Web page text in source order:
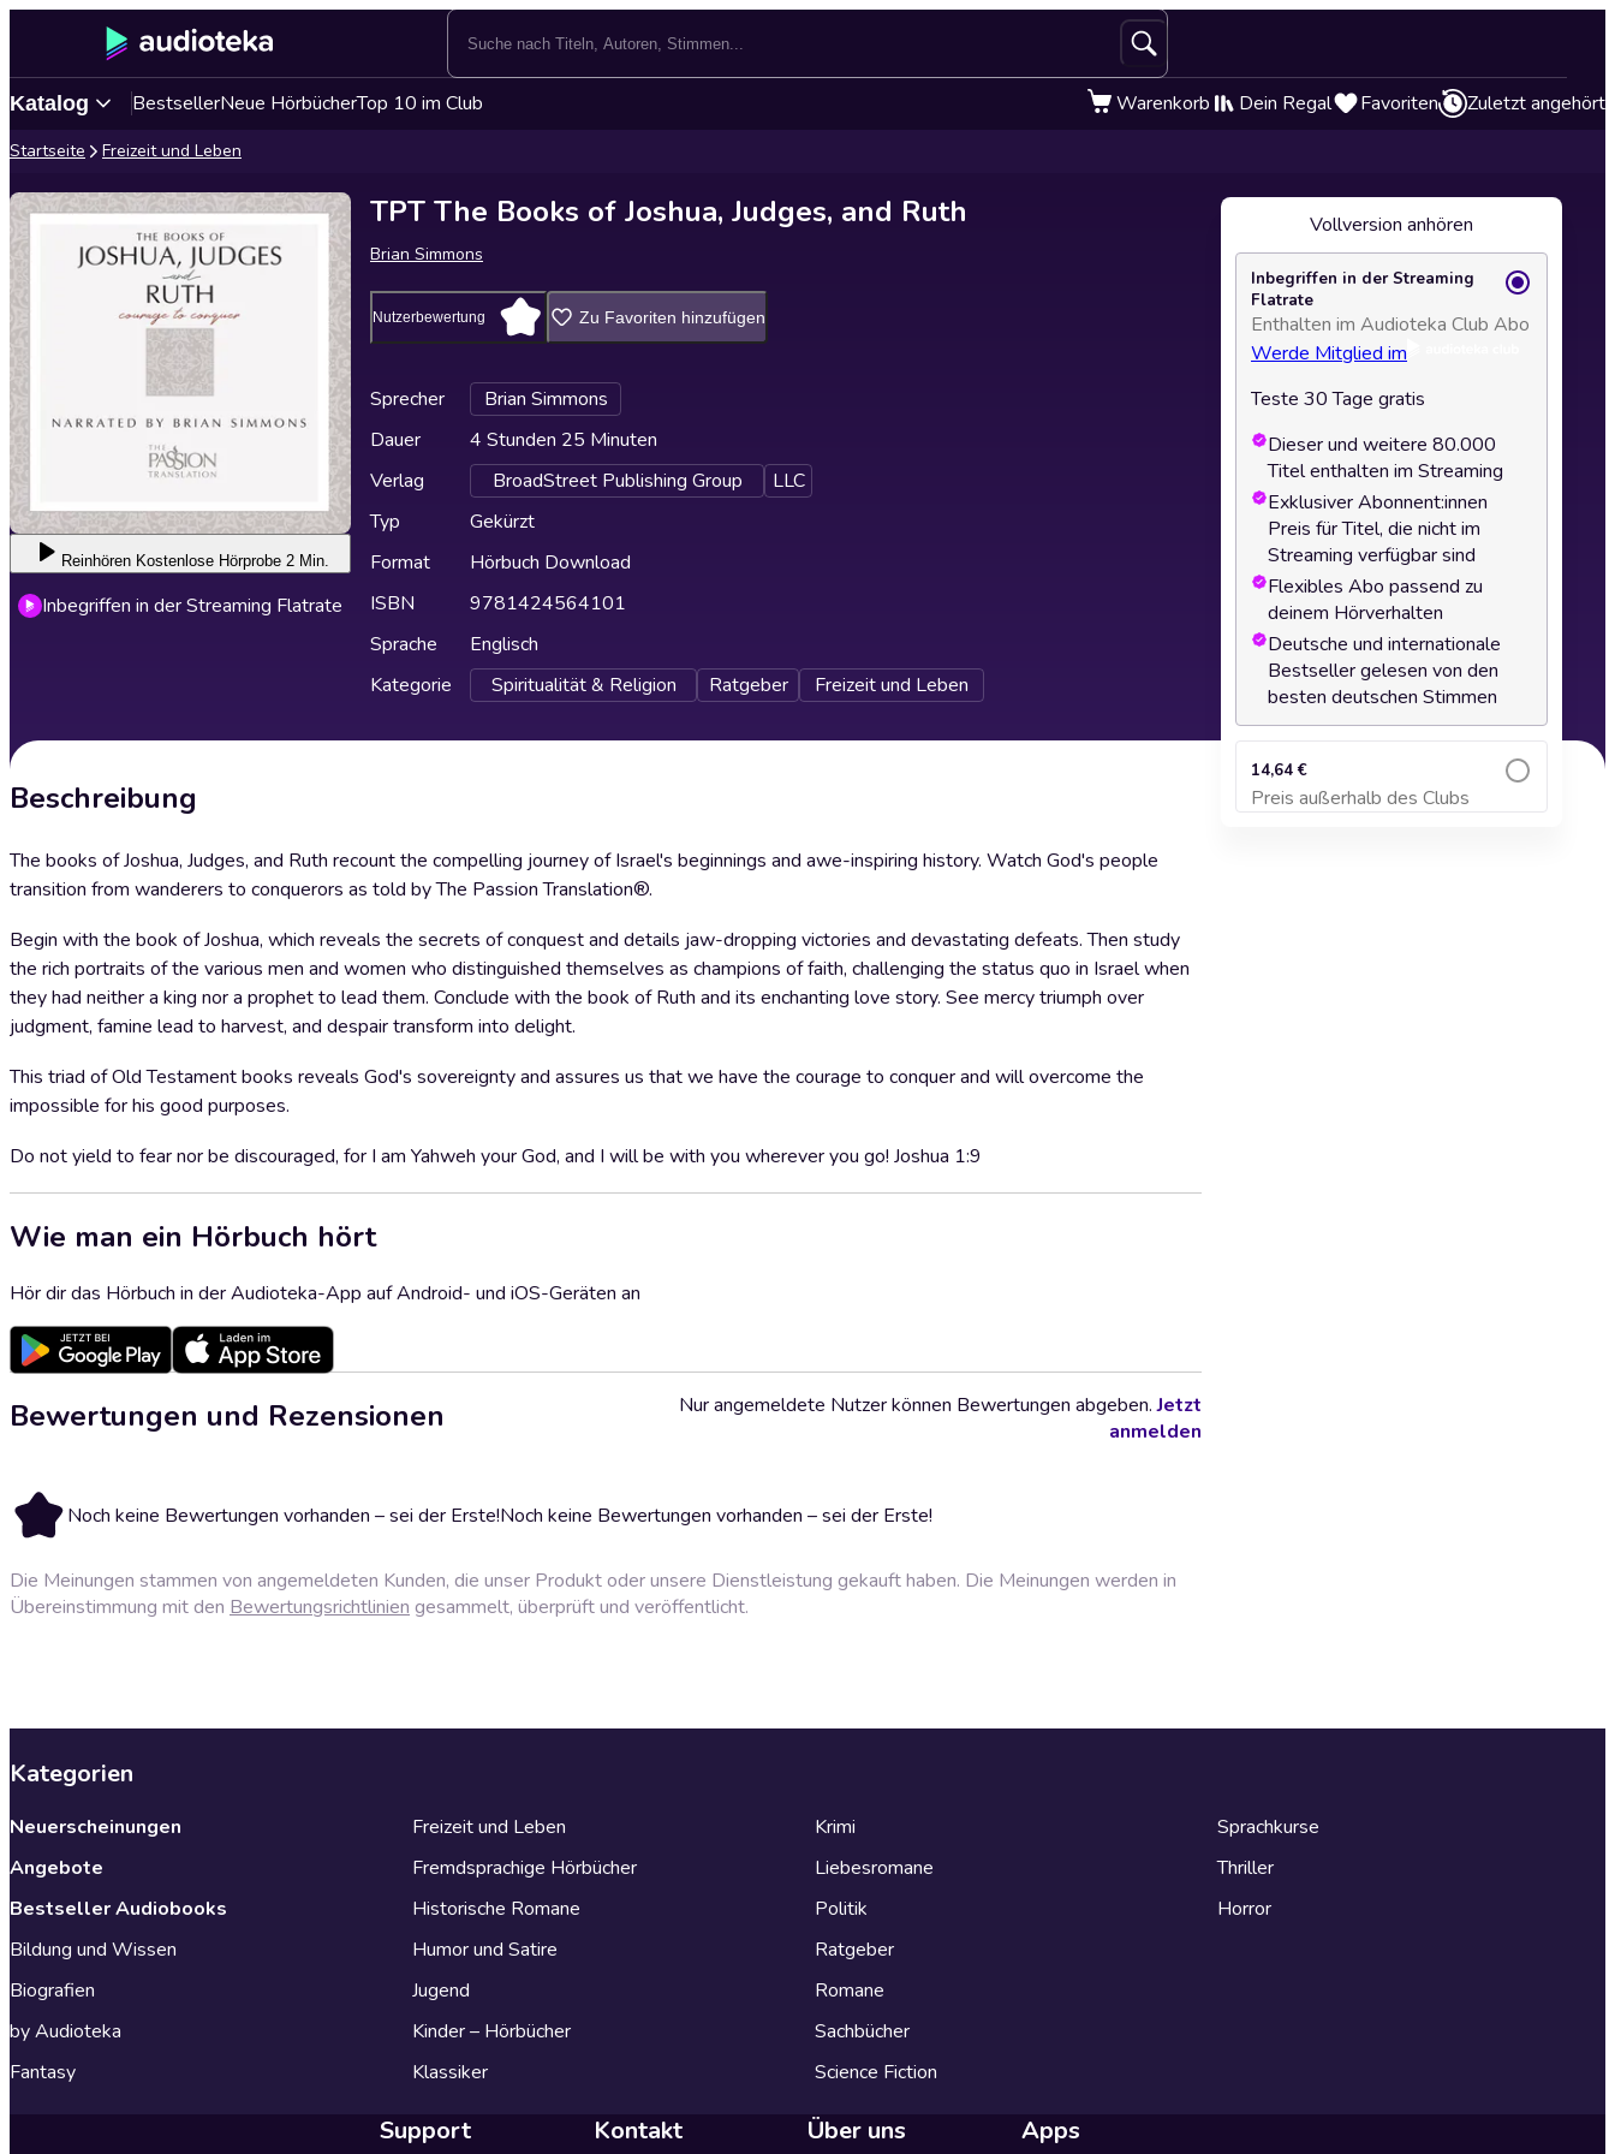
Katalog BestsellerNeue HörbücherTop 10 im Club Warenkorb Dein Regal Favoriten Zuletzt angehört
Startseite Freizeit und Leben
Reinhören Kostenlose Hörprobe 2 Min.
Inbegriffen in der Streaming Flatrate
TPT The Books of Joshua, Judges, and Ruth
Brian Simmons
Nutzerbewertung Zu Favoriten hinzufügen
Sprecher
Brian Simmons
Dauer
4 Stunden 25 Minuten
Verlag
BroadStreet Publishing Group
LLC
Typ
Gekürzt
Format
Hörbuch Download
ISBN
9781424564101
Sprache
Englisch
Kategorie
Spiritualität & Religion Ratgeber Freizeit und Leben
Beschreibung
The books of Joshua, Judges, and Ruth recount the compelling journey of Israel's beginnings and awe-inspiring history. Watch God's people
transition from wanderers to conquerors as told by The Passion Translation®.
Begin with the book of Joshua, which reveals the secrets of conquest and details jaw-dropping victories and devastating defeats. Then study
the rich portraits of the various men and women who distinguished themselves as champions of faith, challenging the status quo in Israel when
they had neither a king nor a prophet to lead them. Conclude with the book of Ruth and its enchanting love story. See mercy triumph over
judgment, famine lead to harvest, and despair transform into delight.
This triad of Old Testament books reveals God's sovereignty and assures us that we have the courage to conquer and will overcome the
impossible for his good purposes.
Do not yield to fear nor be discouraged, for I am Yahweh your God, and I will be with you wherever you go! Joshua 1:9
Wie man ein Hörbuch hört
Hör dir das Hörbuch in der Audioteka-App auf Android- und iOS-Geräten an
Bewertungen und Rezensionen
Noch keine Bewertungen vorhanden – sei der Erste!Noch keine Bewertungen vorhanden – sei der Erste!
Nur angemeldete Nutzer können Bewertungen abgeben.Jetzt
anmelden
Die Meinungen stammen von angemeldeten Kunden, die unser Produkt oder unsere Dienstleistung gekauft haben. Die Meinungen werden in
Übereinstimmung mit den Bewertungsrichtlinien gesammelt, überprüft und veröffentlicht.
Vollversion anhören
Inbegriffen in der Streaming
Flatrate
Enthalten im Audioteka Club Abo
Werde Mitglied im
Teste 30 Tage gratis
Dieser und weitere 80.000
Titel enthalten im Streaming
Exklusiver Abonnent:innen
Preis für Titel, die nicht im
Streaming verfügbar sind
Flexibles Abo passend zu
deinem Hörverhalten
Deutsche und internationale
Bestseller gelesen von den
besten deutschen Stimmen
14,64 €
Preis außerhalb des Clubs
Zum Warenkorb hinzufügen
Kategorien
Neuerscheinungen
Angebote
Bestseller Audiobooks
Bildung und Wissen
Biografien
by Audioteka
Fantasy
Freizeit und Leben
Fremdsprachige Hörbücher
Historische Romane
Humor und Satire
Jugend
Kinder – Hörbücher
Klassiker
Krimi
Liebesromane
Politik
Ratgeber
Romane
Sachbücher
Science Fiction
Sprachkurse
Thriller
Horror
Support Kontakt Über uns Apps